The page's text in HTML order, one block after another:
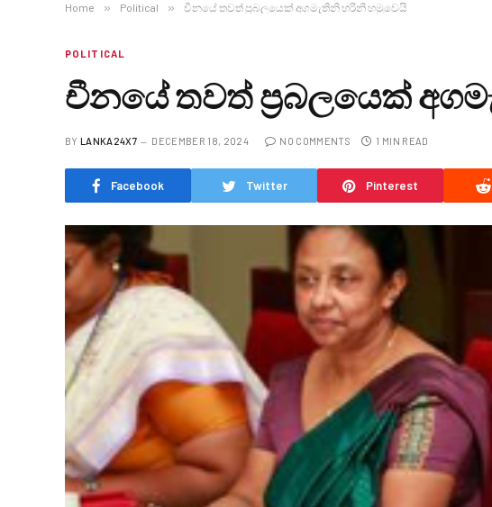
Home » Political » චීනයේ තවත් ප්‍රබලයෙක් අගමැතිනි හරිනි හමුවෙයි
POLITICAL
චීනයේ තවත් ප්‍රබලයෙක්
BY LANKA24X7 DECEMBER 18, 2024 NO COMMENTS 1 MIN READ
Facebook Twitter Pinterest